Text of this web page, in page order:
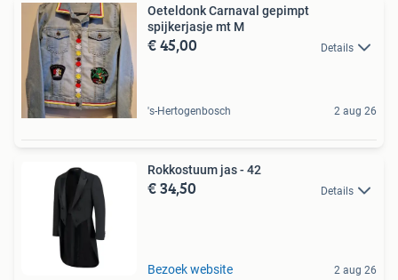
Oeteldonk Carnaval gepimpt
spijkerjasje mt M
€ 45,00 Details
's-Hertogenbosch 2 aug 26
Rokkostuum jas - 42
€ 34,50 Details
Bezoek website 2 aug 26